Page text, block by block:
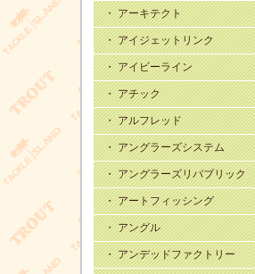
・ アーキテクト
・ アイジェットリンク
・ アイビーライン
・ アチック
・ アルフレッド
・ アングラーズシステム
・ アングラーズリパブリック
・ アートフィッシング
・ アングル
・ アンデッドファクトリー